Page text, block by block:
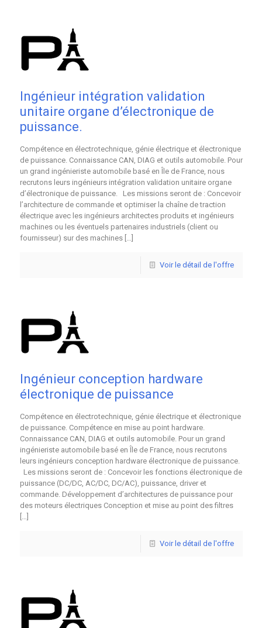
Ingénieur intégration validation
unitaire organe d’électronique de
puissance.
Compétence en électrotechnique, génie électrique et électronique
de puissance. Connaissance CAN, DIAG et outils automobile. Pour
un grand ingénieriste automobile basé en Île de France, nous
recrutons leurs ingénieurs intégration validation unitaire organe
d’électronique de puissance. Les missions seront de : Concevoir
l’architecture de commande et optimiser la chaîne de traction
électrique avec les ingénieurs architectes produits et ingénieurs
machines ou les éventuels partenaires industriels (client ou
fournisseur) sur des machines[…]
Voir le détail de l'offre
Ingénieur conception hardware
électronique de puissance
Compétence en électrotechnique, génie électrique et électronique
de puissance. Compétence en mise au point hardware.
Connaissance CAN, DIAG et outils automobile. Pour un grand
ingénieriste automobile basé en Île de France, nous recrutons
leurs ingénieurs conception hardware électronique de puissance.
Les missions seront de : Concevoir les fonctions électronique de
puissance (DC/DC, AC/DC, DC/AC), puissance, driver et
commande. Développement d’architectures de puissance pour
des moteurs électriques Conception et mise au point des filtres
[…]
Voir le détail de l'offre